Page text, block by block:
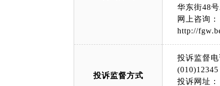
华东街48
网上咨询：
http://
投诉监督方式
投诉监督
(010)12345
投诉网址：